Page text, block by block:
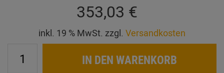
353,03 €
inkl. 19 % MwSt. zzgl. Versandkosten
IN DEN WARENKORB